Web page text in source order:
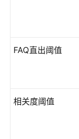
发
应
FAQ直出阈值
相关度阈值